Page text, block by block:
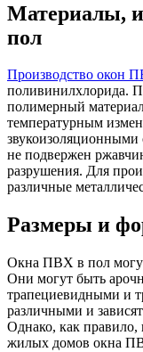
Материалы,
пол
Производство окон
поливинилхлорида.
полимерный
температурным
звукоизоляционными
не подвержен
разрушения. Для
различные
Размеры и
Окна ПВХ в пол
Они могут быть
трапециевидными и
различными и
Однако, как
жилых домов окна